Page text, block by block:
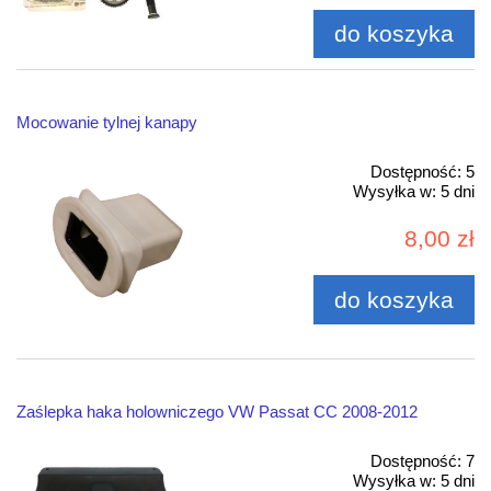
do koszyka
Mocowanie tylnej kanapy
Dostępność: 5
Wysyłka w: 5 dni
8,00 zł
do koszyka
Zaślepka haka holowniczego VW Passat CC 2008-2012
Dostępność: 7
Wysyłka w: 5 dni